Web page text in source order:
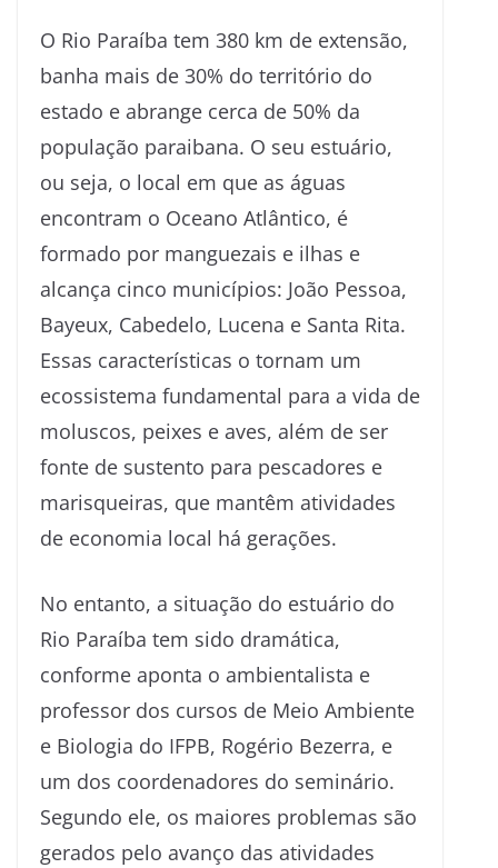
O Rio Paraíba tem 380 km de extensão,
banha mais de 30% do território do
estado e abrange cerca de 50% da
população paraibana. O seu estuário,
ou seja, o local em que as águas
encontram o Oceano Atlântico, é
formado por manguezais e ilhas e
alcança cinco municípios: João Pessoa,
Bayeux, Cabedelo, Lucena e Santa Rita.
Essas características o tornam um
ecossistema fundamental para a vida de
moluscos, peixes e aves, além de ser
fonte de sustento para pescadores e
marisqueiras, que mantêm atividades
de economia local há gerações.
No entanto, a situação do estuário do
Rio Paraíba tem sido dramática,
conforme aponta o ambientalista e
professor dos cursos de Meio Ambiente
e Biologia do IFPB, Rogério Bezerra, e
um dos coordenadores do seminário.
Segundo ele, os maiores problemas são
gerados pelo avanço das atividades